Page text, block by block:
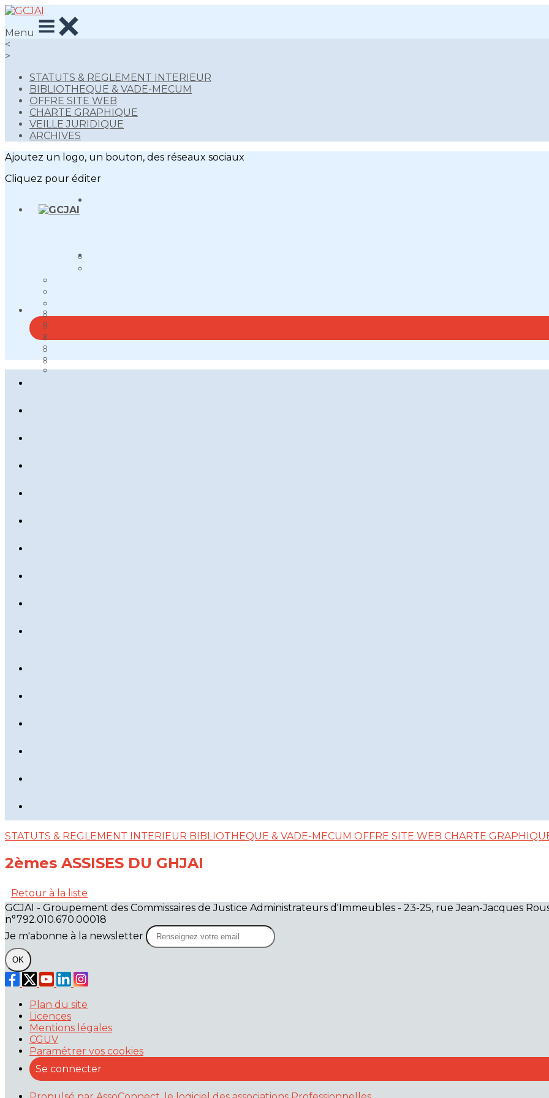
Menu
<
>
STATUTS & REGLEMENT INTERIEUR
BIBLIOTHEQUE & VADE-MECUM
OFFRE SITE WEB
CHARTE GRAPHIQUE
VEILLE JURIDIQUE
ARCHIVES
Ajoutez un logo, un bouton, des réseaux sociaux
Cliquez pour éditer
STATUTS & REGLEMENT INTERIEUR BIBLIOTHEQUE & VADE-MECUM OFFRE SITE WEB CHARTE
2èmes ASSISES DU GHJAI
Retour à la liste
GCJAI - Groupement des Commissaires de Justice Administrateurs d'Immeubles - 23-25, rue Jean-Jacques
n°792.010.670.00018
Je m'abonne à la newsletter
OK
Plan du site
Licences
Mentions légales
CGUV
Paramétrer vos cookies
Se connecter